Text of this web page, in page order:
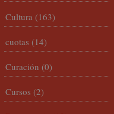
Cultura (163)
cuotas (14)
Curación (0)
Cursos (2)